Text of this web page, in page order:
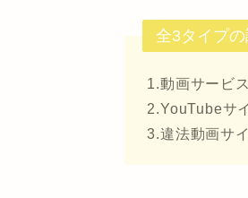
全3タイプ
1.動画サービ
2.YouTubeサ
3.違法動画サ